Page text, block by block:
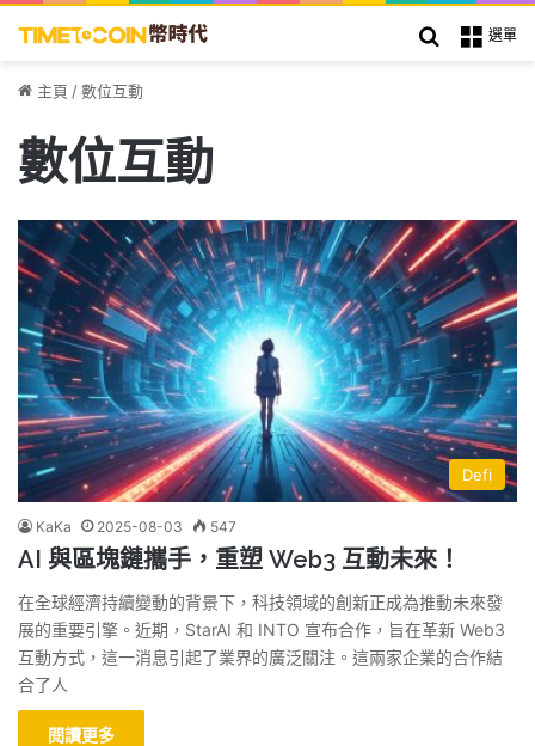
選單
搜索
主頁 /數位互動
數位互動
Defi
KaKa 2025-08-03 547
AI 與區塊鏈攜手，重塑 Web3 互動未來！
在全球經濟持續變動的背景下，科技領域的創新正成為推動未來發
展的重要引擎。近期，StarAI 和 INTO 宣布合作，旨在革新 Web3
互動方式，這一消息引起了業界的廣泛關注。這兩家企業的合作結
合了人
閱讀更多